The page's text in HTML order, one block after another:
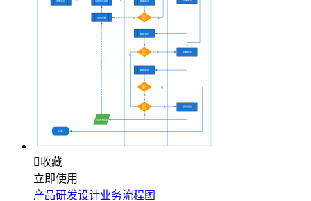
收藏
立即使用
产品研发设计业务流程图